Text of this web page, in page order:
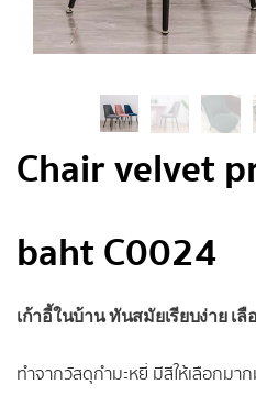
Chair velvet
baht C0024
เก้าอี้ ในบ้าน ทันสมัยเรียบง่าย เลื
ทำจากวัสดุกำมะหยี่ มีสีให้เลือกมา